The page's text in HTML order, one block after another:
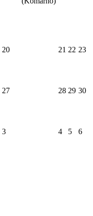
20 21 22 23
27 28 29 30
3 4 5 6